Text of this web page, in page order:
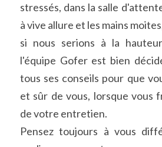
stressés, dans la salle
à vive allure et les mains
si nous serions à la
l'équipe Gofer est bien
tous ses conseils pour que
et sûr de vous, lorsque vous
de votre entretien.
Pensez toujours à vous